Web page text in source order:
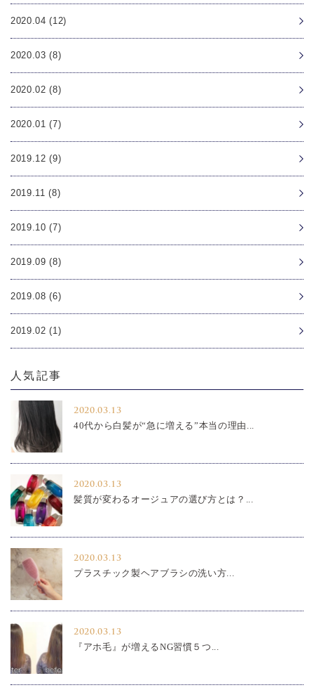
2020.04 (12)
2020.03 (8)
2020.02 (8)
2020.01 (7)
2019.12 (9)
2019.11 (8)
2019.10 (7)
2019.09 (8)
2019.08 (6)
2019.02 (1)
人気記事
2020.03.13
40代から白髪が“急に増える”本当の理由...
2020.03.13
髪質が変わるオージュアの選び方とは？...
2020.03.13
プラスチック製ヘアブラシの洗い方...
2020.03.13
『アホ毛』が増えるNG習慣５つ...